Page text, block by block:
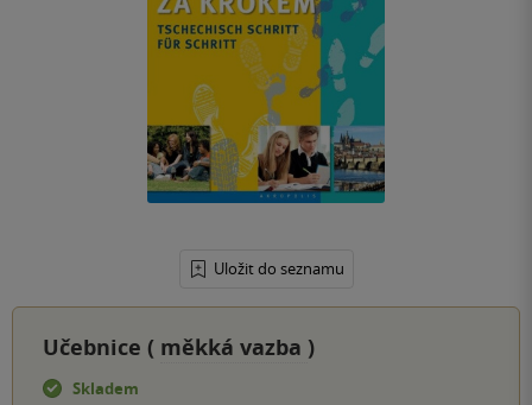
Uložit do seznamu
Učebnice ( měkká vazba )
Skladem